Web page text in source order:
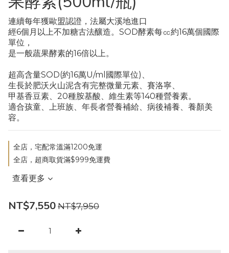
連續每年獲歐盟認證，法屬大溪地進口
經6個月以上不加糖古法釀造。SOD酵素每㏄約16萬個國際
單位，
是一般蔬果酵素的16倍以上。
超高含量SOD(約16萬U/ml國際單位)、
生長於肥沃火山泥含有完整微量元素、賽洛寧、
甲基香豆素、20種胺基酸、維生素等140種營養素。
適合孩童、上班族、年長者營養補給、病後補養、養顏美
容。
全店，宅配常溫滿1200免運
全店，超商取貨滿$999免運費
查看更多
NT$7,550 NT$7,950